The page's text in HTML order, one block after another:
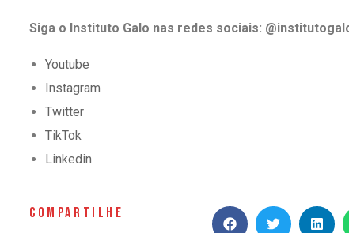
Siga o Instituto Galo nas redes sociais:
Youtube
Instagram
Twitter
TikTok
Linkedin
COMPARTILHE